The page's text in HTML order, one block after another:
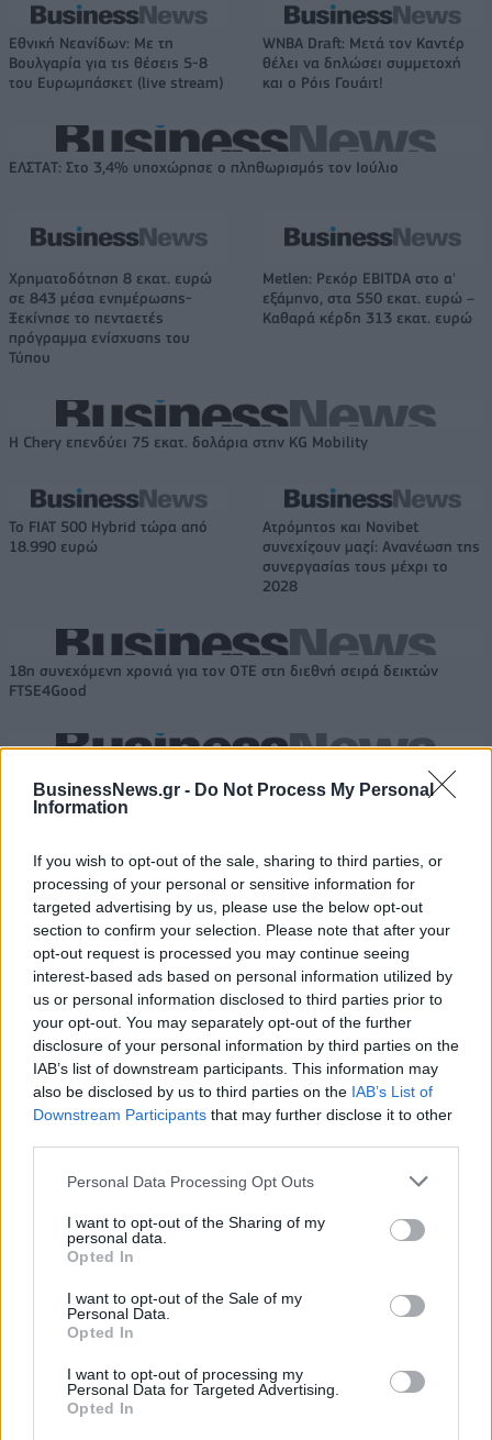
BusinessNews.gr - Do Not Process My Personal
Information
If you wish to opt-out of the sale, sharing to third parties, or
processing of your personal or sensitive information for
targeted advertising by us, please use the below opt-out
section to confirm your selection. Please note that after your
opt-out request is processed you may continue seeing
interest-based ads based on personal information utilized by
us or personal information disclosed to third parties prior to
your opt-out. You may separately opt-out of the further
disclosure of your personal information by third parties on the
IAB’s list of downstream participants. This information may
also be disclosed by us to third parties on the IAB’s List of
Downstream Participants that may further disclose it to other
Personal Data Processing Opt Outs
I want to opt-out of the Sharing of my
personal data.
Opted In
I want to opt-out of the Sale of my
Personal Data.
Opted In
I want to opt-out of processing my
Personal Data for Targeted Advertising.
Opted In
Εθνική Νεανίδων: Με τη
Βουλγαρία για τις θέσεις 5-8
του Ευρωμπάσκετ (live stream)
WNBA Draft: Μετά τον Καντέρ
θέλει να δηλώσει συμμετοχή
και ο Ρόις Γουάιτ!
ΕΛΣΤΑΤ: Στο 3,4% υποχώρησε ο πληθωρισμός τον Ιούλιο
Χρηματοδότηση 8 εκατ. ευρώ
σε 843 μέσα ενημέρωσης-
Ξεκίνησε το πενταετές
πρόγραμμα ενίσχυσης του
Τύπου
Metlen: Ρεκόρ EBITDA στο α'
εξάμηνο, στα 550 εκατ. ευρώ –
Καθαρά κέρδη 313 εκατ. ευρώ
Η Chery επενδύει 75 εκατ. δολάρια στην KG Mobility
Το FIAT 500 Hybrid τώρα από
18.990 ευρώ
Ατρόμητος και Novibet
συνεχίζουν μαζί: Ανανέωση της
συνεργασίας τους μέχρι το
2028
18η συνεχόμενη χρονιά για τον ΟΤΕ στη διεθνή σειρά δεικτών
FTSE4Good
Alpha Bank: Για πρώτη φορά το Αρχαίο Θέατρο Επιδαύρου άνοιξε τις
πύλες του σε όλους
ΠΕΡΙΣΣΌΤΕΡΑ ΣΕ ΑΥΤΉ ΤΗΝ ΚΑΤΗΓΟΡΊΑ
ΣΦΕΕ: Νοσοκομειακός
νοσοκομεία του ΕΣΥ
«Παμμακάριστος»: Στηρίζει
06/04/2020 - 17:25